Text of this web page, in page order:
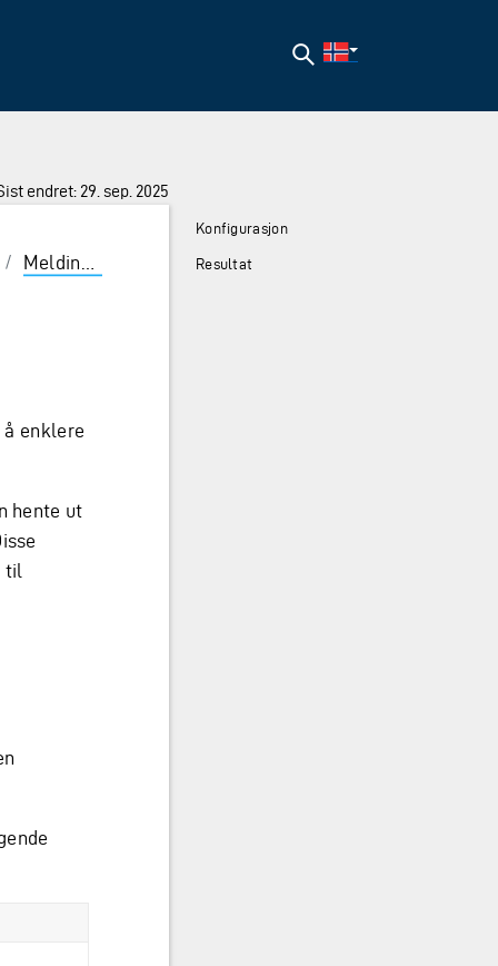
Søk
endret: 29. sep. 2025
/ Meldingsboks Presentasjonsfelter
enklere
hente ut
til
Konfigurasjon
Resultat